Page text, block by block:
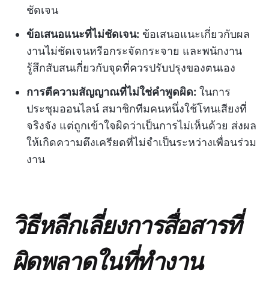
ชัดเจน
ข้อเสนอแนะที่ไม่ชัดเจน: ข้อเสนอแนะเกี่ยวกับผล
งานไม่ชัดเจนหรือกระจัดกระจาย และพนักงาน
รู้สึกสับสนเกี่ยวกับจุดที่ควรปรับปรุงของตนเอง
การตีความสัญญาณที่ไม่ใช่คำพูดผิด: ในการ
ประชุมออนไลน์ สมาชิกทีมคนหนึ่งใช้โทนเสียงที่
จริงจัง แต่ถูกเข้าใจผิดว่าเป็นการไม่เห็นด้วย ส่งผล
ให้เกิดความตึงเครียดที่ไม่จำเป็นระหว่างเพื่อนร่วม
งาน
วิธีหลีกเลี่ยงการสื่อสารที่
ผิดพลาดในที่ทำงาน